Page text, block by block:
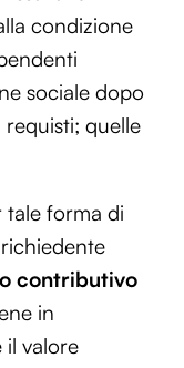
condizione
sociale dopo
requisti; quelle
tale forma di
contributivo
in
il valore